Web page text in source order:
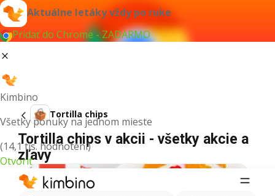
Aktuálne letáky vždy po ruke
Pridať do Chrome - ZADARMO
Kimbino
Všetky ponuky na jednom mieste
(14,1 tis. hodnotení)
Otvoriť
Tortilla chips
Tortilla chips v akcii - všetky akcie a
zľavy